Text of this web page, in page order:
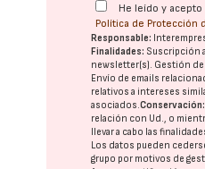
He leído y
Política de Protección
Responsable:
Finalidades: Suscripción
newsletter(s). Gestión
Envío de emails
relativos a intereses
asociados.Conservación:
relación con Ud., o
llevar a cabo las
Los datos pueden
grupo por motivos de